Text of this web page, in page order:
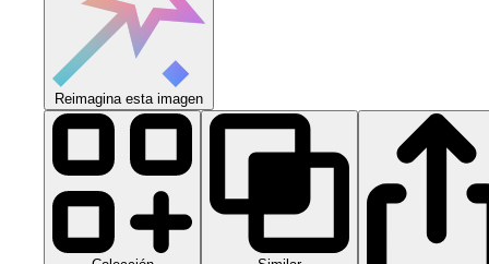
Reimagina esta imagen